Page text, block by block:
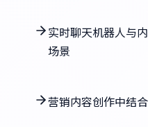
实时聊天机器人与
场景
营销内容创作中结